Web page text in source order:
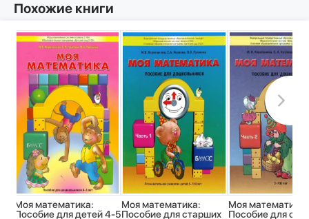
Похожие книги
Моя математика:
Пособие для детей 4-5
Моя математика:
Пособие для старших
Моя математика:
Пособие для